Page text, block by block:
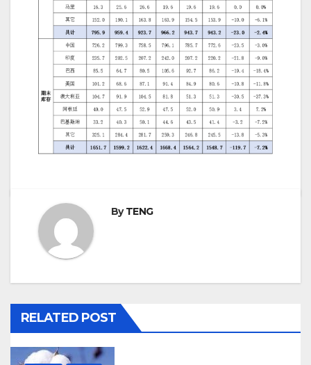
ByTENG
RELATED POST